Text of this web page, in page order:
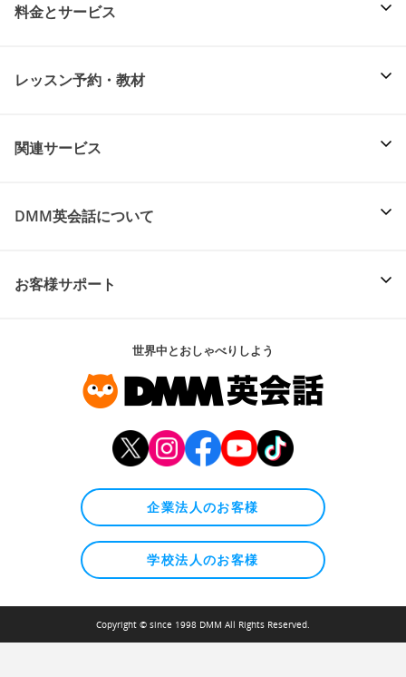
料金とサービス
レッスン予約・教材
関連サービス
DMM英会話について
お客様サポート
世界中とおしゃべりしよう
企業法人のお客様
学校法人のお客様
Copyright © since 1998 DMM All Rights Reserved.